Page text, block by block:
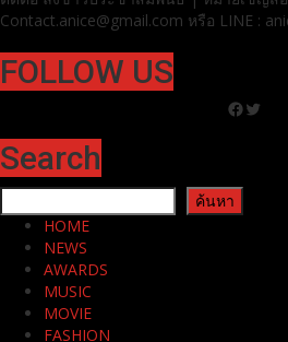
31 ธันวาคม 2025
Contact Us
Website : anice-entertainment.net
ติดต่อ ลงข่าวประชาสัมพันธ์ | หมายเชิญสื่อ
Contact.anice@gmail.com หรือ LINE :
FOLLOW US
Search
ค้นหา